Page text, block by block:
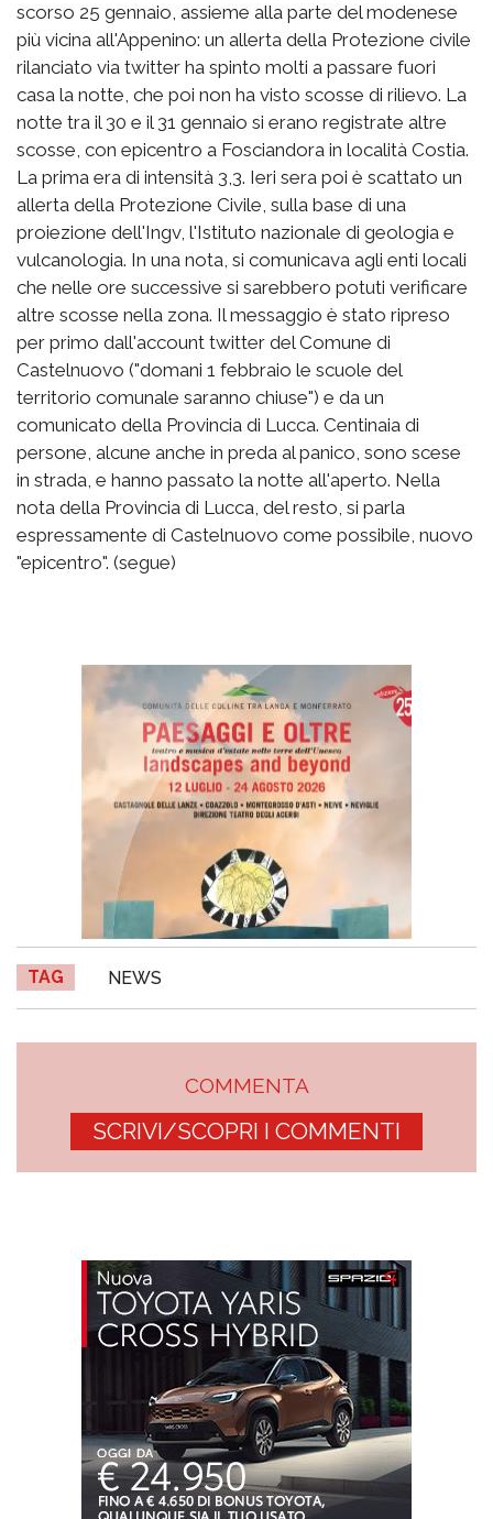
scorso 25 gennaio, assieme alla parte del modenese
più vicina all'Appenino: un allerta della Protezione civile
rilanciato via twitter ha spinto molti a passare fuori
casa la notte, che poi non ha visto scosse di rilievo. La
notte tra il 30 e il 31 gennaio si erano registrate altre
scosse, con epicentro a Fosciandora in località Costia.
La prima era di intensità 3,3. Ieri sera poi è scattato un
allerta della Protezione Civile, sulla base di una
proiezione dell'Ingv, l'Istituto nazionale di geologia e
vulcanologia. In una nota, si comunicava agli enti locali
che nelle ore successive si sarebbero potuti verificare
altre scosse nella zona. Il messaggio è stato ripreso
per primo dall'account twitter del Comune di
Castelnuovo ("domani 1 febbraio le scuole del
territorio comunale saranno chiuse") e da un
comunicato della Provincia di Lucca. Centinaia di
persone, alcune anche in preda al panico, sono scese
in strada, e hanno passato la notte all'aperto. Nella
nota della Provincia di Lucca, del resto, si parla
espressamente di Castelnuovo come possibile, nuovo
"epicentro". (segue)
TAG NEWS
COMMENTA
SCRIVI/SCOPRI I COMMENTI